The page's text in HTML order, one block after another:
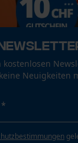
Neuigkeiten
Loop54 Personalization
Personalisierte
Gespeicherter
Persönliche
Geo-IP und User
Google Maps